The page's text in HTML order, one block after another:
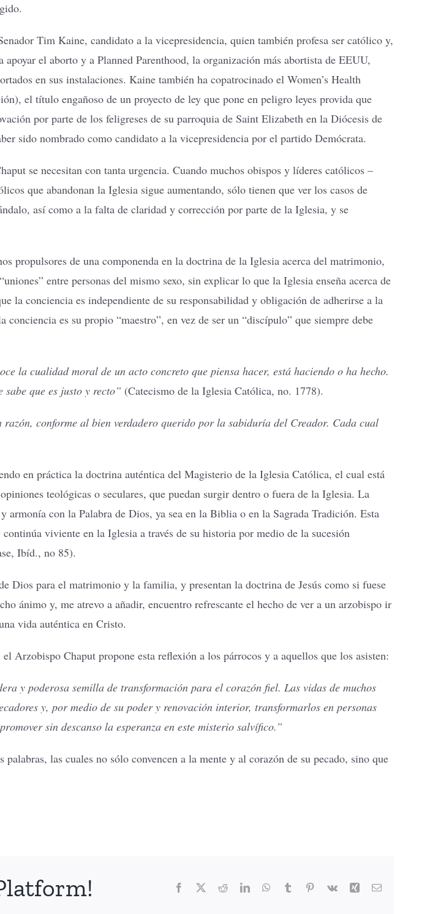
Tim Kaine, candidato a la vicepresidencia, quien también profesa ser católico y,
el aborto y a Planned Parenthood, la organización más abortista de EEUU,
en sus instalaciones. Kaine también ha copatrocinado el Women’s Health
el título engañoso de un proyecto de ley que pone en peligro leyes provida que
por parte de los feligreses de su parroquia de Saint Elizabeth en la Diócesis de
sido nombrado como candidato a la vicepresidencia por el partido Demócrata.
se necesitan con tanta urgencia. Cuando muchos obispos y líderes católicos –
que abandonan la Iglesia sigue aumentando, sólo tienen que ver los casos de
así como a la falta de claridad y corrección por parte de la Iglesia, y se
propulsores de una componenda en la doctrina de la Iglesia acerca del matrimonio,
entre personas del mismo sexo, sin explicar lo que la Iglesia enseña acerca de
la conciencia es independiente de su responsabilidad y obligación de adherirse a la
es su propio “maestro”, en vez de ser un “discípulo” que siempre debe
la cualidad moral de un acto concreto que piensa hacer, está haciendo o ha hecho.
que es justo y recto” (Catecismo de la Iglesia Católica, no. 1778).
conforme al bien verdadero querido por la sabiduría del Creador. Cada cual
en práctica la doctrina auténtica del Magisterio de la Iglesia Católica, el cual está
teológicas o seculares, que puedan surgir dentro o fuera de la Iglesia. La
con la Palabra de Dios, ya sea en la Biblia o en la Sagrada Tradición. Esta
viviente en la Iglesia a través de su historia por medio de la sucesión
Ibíd., no 85).
Dios para el matrimonio y la familia, y presentan la doctrina de Jesús como si fuese
ánimo y, me atrevo a añadir, encuentro refrescante el hecho de ver a un arzobispo ir
vida auténtica en Cristo.
Arzobispo Chaput propone esta reflexión a los párrocos y a aquellos que los asisten:
y poderosa semilla de transformación para el corazón fiel. Las vidas de muchos
y, por medio de su poder y renovación interior, transformarlos en personas
sin descanso la esperanza en este misterio salvífico.”
las cuales no sólo convencen a la mente y al corazón de su pecado, sino que
Facebook RedditLinkedInWhatsApp
Tumblr Pinterest
Vk Xing Email